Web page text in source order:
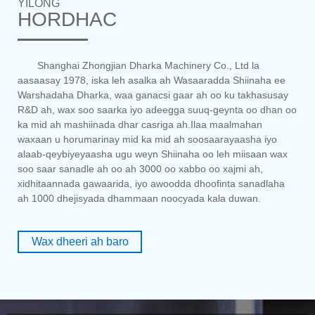
YILONG
HORDHAC
Shanghai Zhongjian Dharka Machinery Co., Ltd la
aasaasay 1978, iska leh asalka ah Wasaaradda Shiinaha ee
Warshadaha Dharka, waa ganacsi gaar ah oo ku takhasusay
R&D ah, wax soo saarka iyo adeegga suuq-geynta oo dhan oo
ka mid ah mashiinada dhar casriga ah.Ilaa maalmahan
waxaan u horumarinay mid ka mid ah soosaarayaasha iyo
alaab-qeybiyeyaasha ugu weyn Shiinaha oo leh miisaan wax
soo saar sanadle ah oo ah 3000 oo xabbo oo xajmi ah,
xidhitaannada gawaarida, iyo awoodda dhoofinta sanadlaha
ah 1000 dhejisyada dhammaan noocyada kala duwan.
Wax dheeri ah baro